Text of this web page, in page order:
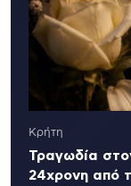
Κρήτη
Τραγωδία
24χρονη από